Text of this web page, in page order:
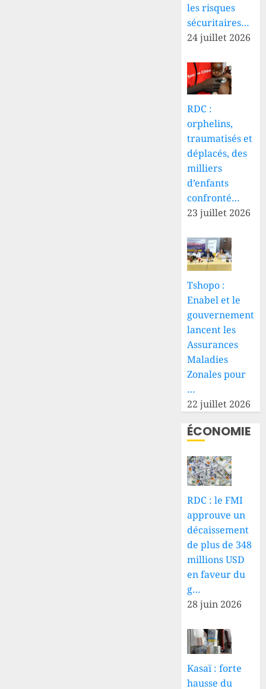
les risques
sécuritaires…
24 juillet 2026
RDC :
orphelins,
traumatisés et
déplacés, des
milliers
d’enfants
confronté…
23 juillet 2026
Tshopo :
Enabel et le
gouvernement
lancent les
Assurances
Maladies
Zonales pour
…
22 juillet 2026
ÉCONOMIE
RDC : le FMI
approuve un
décaissement
de plus de 348
millions USD
en faveur du
g…
28 juin 2026
Kasaï : forte
hausse du